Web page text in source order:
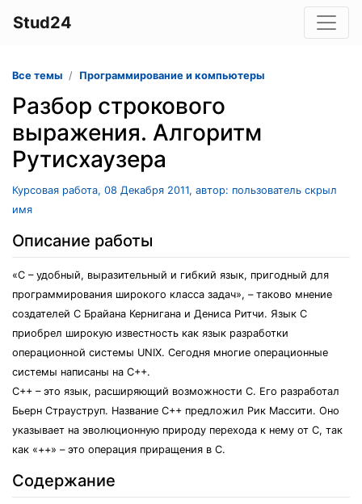
Stud24
Все темы Программирование и компьютеры
Разбор строкового
выражения. Алгоритм
Рутисхаузера
Курсовая работа, 08 Декабря 2011, автор: пользователь скрыл
имя
Описание работы
«С – удобный, выразительный и гибкий язык, пригодный для
программирования широкого класса задач», – таково мнение
создателей С Брайана Кернигана и Дениса Ритчи. Язык С
приобрел широкую известность как язык разработки
операционной системы UNIX. Сегодня многие операционные
системы написаны на С++.
С++ – это язык, расширяющий возможности С. Его разработал
Бьерн Страуструп. Название С++ предложил Рик Массити. Оно
указывает на эволюционную природу перехода к нему от С, так
как «++» – это операция приращения в С.
Содержание